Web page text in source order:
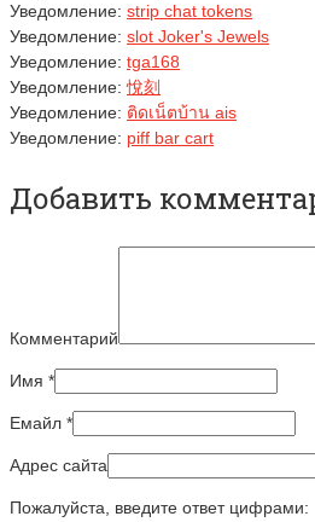
Уведомление: strip chat tokens
Уведомление: slot Joker's Jewels
Уведомление: tga168
Уведомление:悅刻
Уведомление: ติดเน็ตบ้าน ais
Уведомление: piff bar cart
Добавить
Комментарий
Имя *
Емайл *
Адрес сайта
Пожалуйста, введите ответ цифрами: